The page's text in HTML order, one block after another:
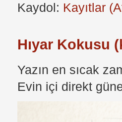
Kaydol: Kayıtlar
Hıyar Kokusu
Yazın en sıcak
Evin içi direkt